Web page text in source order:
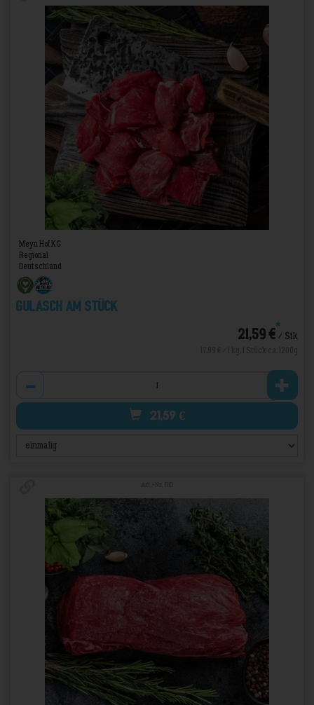
Meyn Hof KG
Regional
Deutschland
Gulasch am Stück
21,59 €*/ Stk
21,59 €